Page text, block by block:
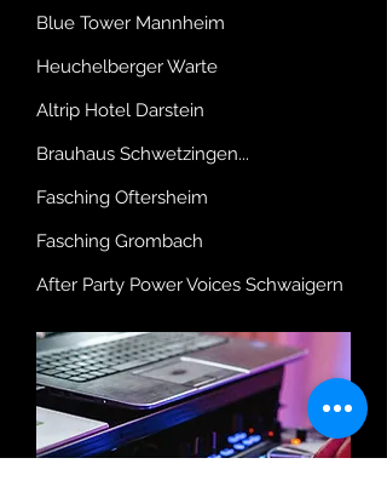
Blue Tower Mannheim
Heuchelberger Warte
Altrip Hotel Darstein
Brauhaus Schwetzingen...
Fasching Oftersheim
Fasching Grombach
After Party Power Voices Schwaigern